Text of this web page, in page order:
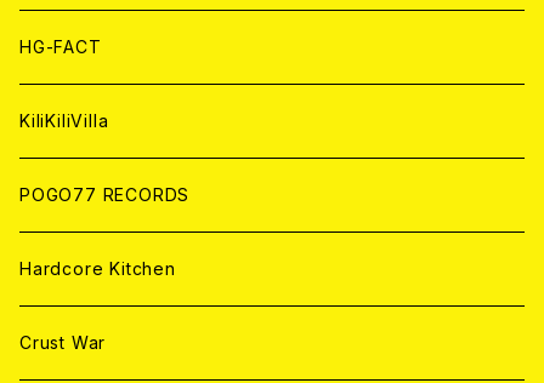
ANALOG
ANALOG
CD
ANALOG
HG-FACT
KiliKiliVilla
POGO77 RECORDS
Hardcore Kitchen
Crust War